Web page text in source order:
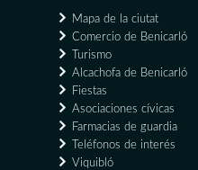
Mapa de la ciutat
Comercio de Benicarló
Turismo
Alcachofa de Benicarló
Fiestas
Asociaciones cívicas
Farmacias de guardia
Teléfonos de interés
Viquibló